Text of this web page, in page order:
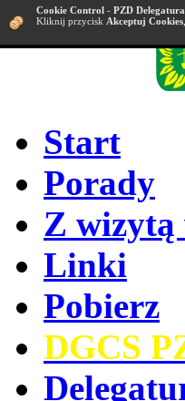
Start
Porady
Z wizytą
Linki
Pobierz
DGCS
Cookie Control - PZD
Kliknij przycisk Akceptuj Cookies